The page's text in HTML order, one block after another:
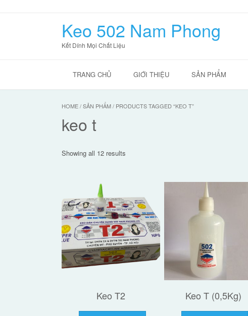
Keo 502 Nam Phong
Kết Dính Mọi Chất Liệu
TRANG CHỦ GIỚI THIỆU SẢN PHẨM
HOME/SẢN PHẨM/ PRODUCTS TAGGED “KEO T”
keo t
Showing all 12 results
Keo T2 Keo T (0,5Kg)